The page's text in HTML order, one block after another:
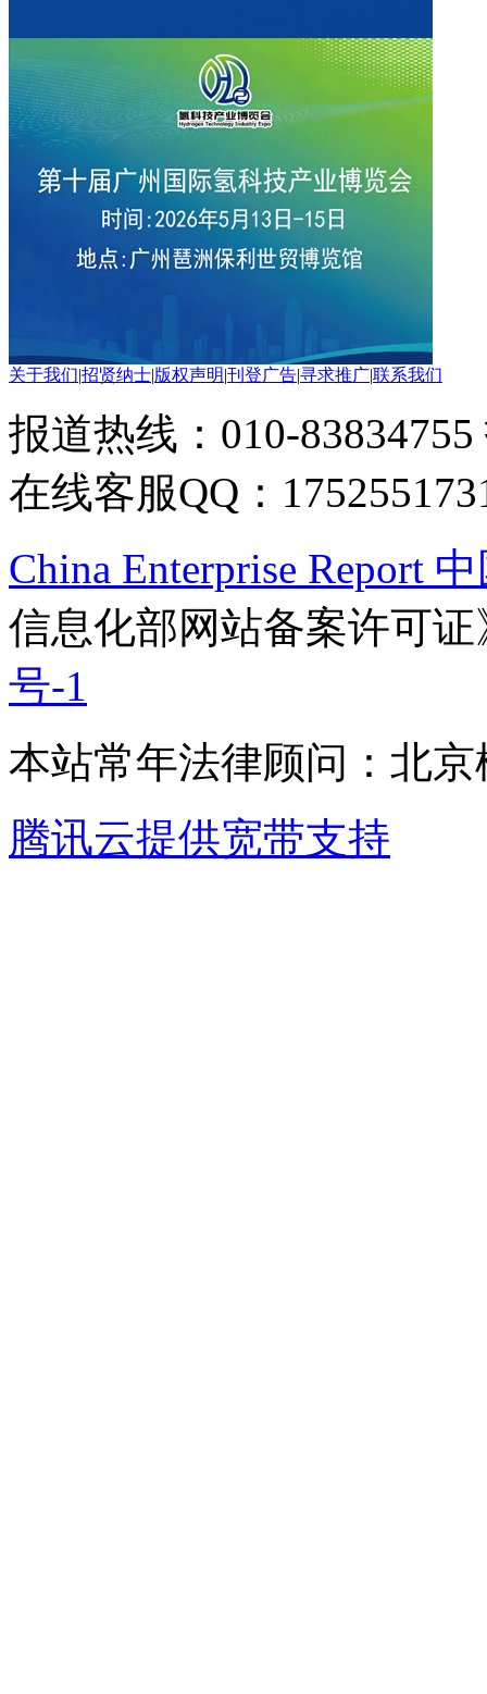
关于我们|招贤纳士|版权声明|刊登广告|寻求推广|联系我们
报道热线：010-83834755
在线客服QQ：
China Enterprise Report
信息化部网站备案许可
号-1
本站常年法律顾问：北
腾讯云提供宽带支持